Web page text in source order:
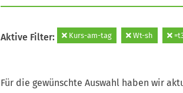
Aktive Filter: Kurs-am-tag Wt-sh
Für die gewünschte Auswahl haben wir